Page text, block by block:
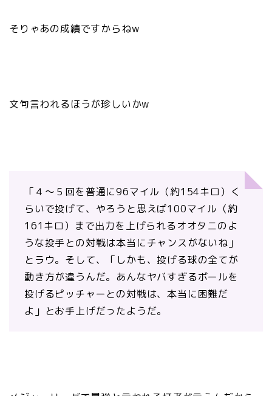
そりゃあの成績ですからねw
文句言われるほうが珍しいかw
「４～５回を普通に96マイル（約154キロ）く
らいで投げて、やろうと思えば100マイル（約
161キロ）まで出力を上げられるオオタニのよ
うな投手との対戦は本当にチャンスがないね」
とラウ。そして、「しかも、投げる球の全てが
動き方が違うんだ。あんなヤバすぎるボールを
投げるピッチャーとの対戦は、本当に困難だ
よ」とお手上げだったようだ。